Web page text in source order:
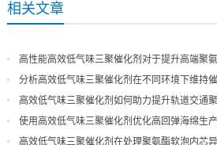
相关文章
高性能高效低气味三聚催化剂对于提升高端聚
分析高效低气味三聚催化剂在不同环境下维持
现
高效低气味三聚催化剂如何助力提升轨道交通
量
使用高效低气味三聚催化剂优化高回弹海绵生
高效低气味三聚催化剂在处理聚氨酯软泡内芯